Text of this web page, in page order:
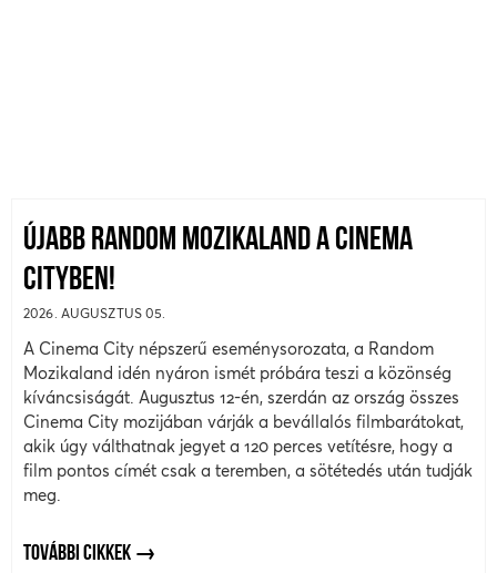
ÚJABB RANDOM MOZIKALAND A CINEMA
CITYBEN!
2026. AUGUSZTUS 05.
A Cinema City népszerű eseménysorozata, a Random
Mozikaland idén nyáron ismét próbára teszi a közönség
kíváncsiságát. Augusztus 12-én, szerdán az ország összes
Cinema City mozijában várják a bevállalós filmbarátokat,
akik úgy válthatnak jegyet a 120 perces vetítésre, hogy a
film pontos címét csak a teremben, a sötétedés után tudják
meg.
TOVÁBBI CIKKEK